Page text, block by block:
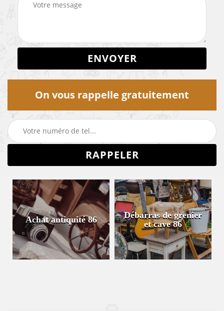
On vous rappelle gratuitement
Achat antiquité 86
Débarras de grenier
et cave 86